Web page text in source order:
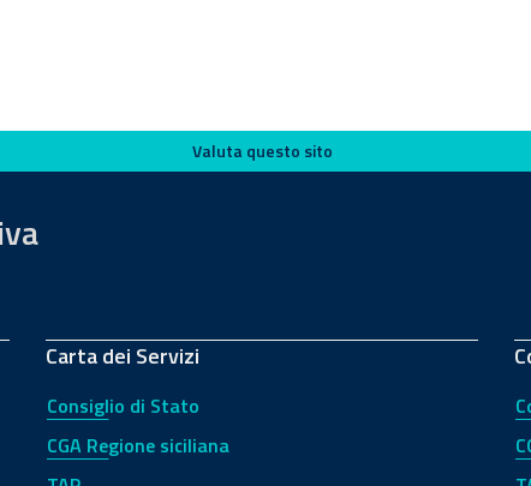
Valuta questo sito
Carta dei Servizi
Consiglio di Stato
CGA Regione siciliana